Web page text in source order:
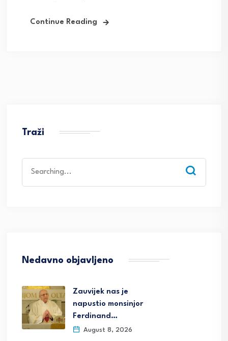
Continue Reading
Traži
for:
Nedavno objavljeno
Zauvijek nas je
napustio monsinjor
Ferdinand…
August 8, 2026